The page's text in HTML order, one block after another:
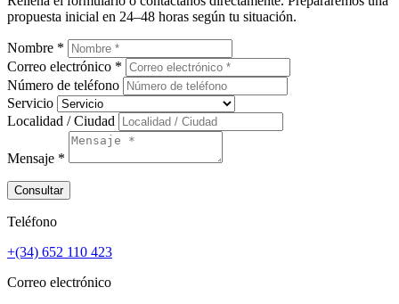
propuesta inicial en 24–48 horas según tu situación.
Nombre *
Correo electrónico *
Número de teléfono
Servicio
Localidad / Ciudad
Mensaje *
Consultar
Teléfono
+(34) 652 110 423
Correo electrónico